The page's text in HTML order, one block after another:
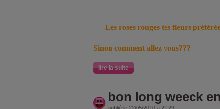
Les roses rouges tes fleurs
Sinon comment allez vous???
lire la suite
bon long weeck
publié le 22/05/2010 à 22:29